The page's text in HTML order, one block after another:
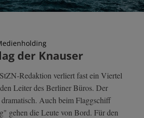
der Knauser
Redaktion verliert fast ein Viertel
Leiter des Berliner Büros. Der
Auch beim Flaggschiff
gehen die Leute von Bord. Für den